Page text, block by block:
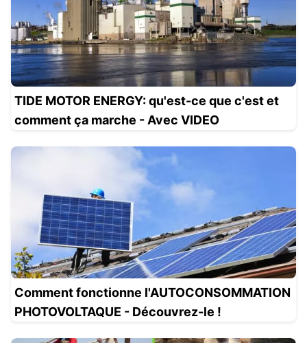
TIDE MOTOR ENERGY: qu'est-ce que c'est et
comment ça marche - Avec VIDEO
Comment fonctionne l'AUTOCONSOMMATION
PHOTOVOLTAQUE - Découvrez-le !